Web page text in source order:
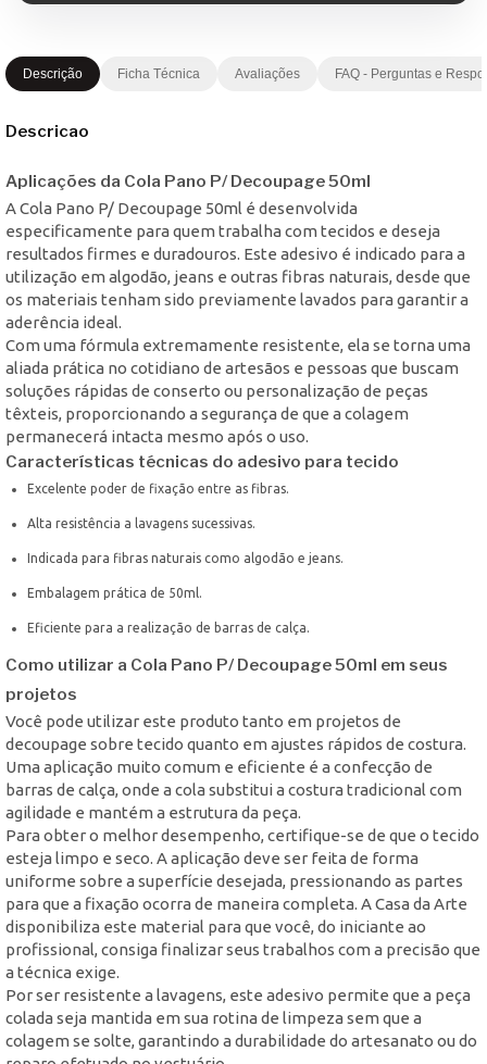
Descrição Ficha Técnica Avaliações FAQ - Perguntas e
Descricao
Aplicações da Cola Pano P/ Decoupage 50ml
A Cola Pano P/ Decoupage 50ml é desenvolvida
especificamente para quem trabalha com tecidos e deseja
resultados firmes e duradouros. Este adesivo é indicado para a
utilização em algodão, jeans e outras fibras naturais, desde que
os materiais tenham sido previamente lavados para garantir a
aderência ideal.
Com uma fórmula extremamente resistente, ela se torna uma
aliada prática no cotidiano de artesãos e pessoas que buscam
soluções rápidas de conserto ou personalização de peças
têxteis, proporcionando a segurança de que a colagem
permanecerá intacta mesmo após o uso.
Características técnicas do adesivo para tecido
Excelente poder de fixação entre as fibras.
Alta resistência a lavagens sucessivas.
Indicada para fibras naturais como algodão e jeans.
Embalagem prática de 50ml.
Eficiente para a realização de barras de calça.
Como utilizar a Cola Pano P/ Decoupage 50ml em seus
projetos
Você pode utilizar este produto tanto em projetos de
decoupage sobre tecido quanto em ajustes rápidos de costura.
Uma aplicação muito comum e eficiente é a confecção de
barras de calça, onde a cola substitui a costura tradicional com
agilidade e mantém a estrutura da peça.
Para obter o melhor desempenho, certifique-se de que o tecido
esteja limpo e seco. A aplicação deve ser feita de forma
uniforme sobre a superfície desejada, pressionando as partes
para que a fixação ocorra de maneira completa. A Casa da Arte
disponibiliza este material para que você, do iniciante ao
profissional, consiga finalizar seus trabalhos com a precisão que
a técnica exige.
Por ser resistente a lavagens, este adesivo permite que a peça
colada seja mantida em sua rotina de limpeza sem que a
colagem se solte, garantindo a durabilidade do artesanato ou do